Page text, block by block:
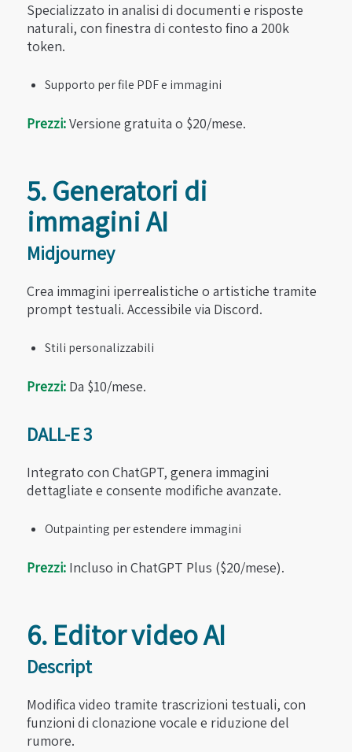
Specializzato in analisi di documenti e risposte
naturali, con finestra di contesto fino a 200k
token.
Supporto per file PDF e immagini
Prezzi:Versione gratuita o $20/mese.
5. Generatori di
immagini AI
Midjourney
Crea immagini iperrealistiche o artistiche tramite
prompt testuali. Accessibile via Discord.
Stili personalizzabili
Prezzi:Da $10/mese.
DALL-E 3
Integrato con ChatGPT, genera immagini
dettagliate e consente modifiche avanzate.
Outpainting per estendere immagini
Prezzi:Incluso in ChatGPT Plus ($20/mese).
6. Editor video AI
Descript
Modifica video tramite trascrizioni testuali, con
funzioni di clonazione vocale e riduzione del
rumore.